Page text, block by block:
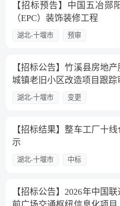
【招标预告】中国五冶郧
（EPC）装饰装修工程
湖北-十堰市 预审
【招标公告】竹溪县房地
城镇老旧小区改造项目跟踪
湖北-十堰市 变更
【招标结果】整车工厂十
示
湖北-十堰市 中标
【招标公告】2026年中国